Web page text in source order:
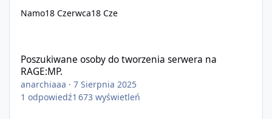
Namo18 Czerwca18 Cze
Poszukiwane osoby do tworzenia serwera na
RAGE:MP.
anarchiaaa ·7 Sierpnia 2025
1 odpowiedź1 673 wyświetleń